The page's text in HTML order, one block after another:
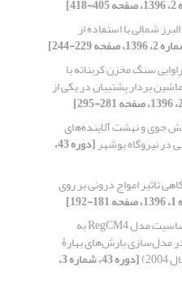
شمالی با استفاده از
سنگ مخزن کربناته با
بردار پشتیبان در یکی از
جوی و نهشت آلاینده‌های
نیروگاه بوشهر [دوره 43،
تاثیر امواج درونی بر روی
ارزیابی میزان حساسیت مدل RegCM4 به
مدل‌سازی بارش‌های بهارۀ
[دوره 43، شماره 3،